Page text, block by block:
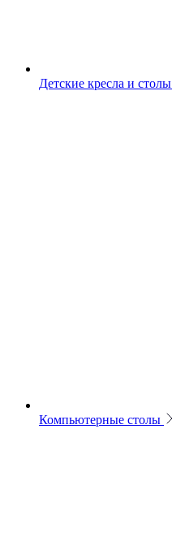
Детские кресла и столы
Компьютерные столы